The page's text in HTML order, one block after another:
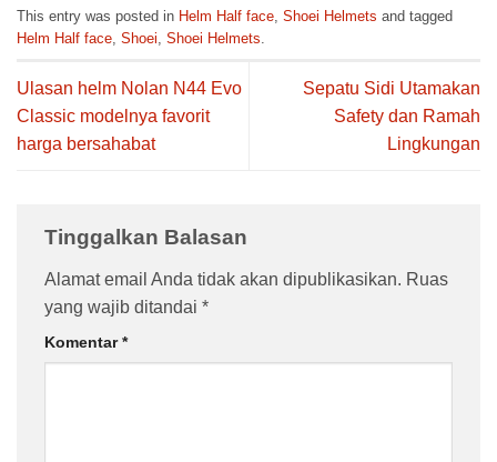
This entry was posted in Helm Half face, Shoei Helmets and tagged
Helm Half face, Shoei, Shoei Helmets.
Ulasan helm Nolan N44 Evo
Classic modelnya favorit
harga bersahabat
Sepatu Sidi Utamakan
Safety dan Ramah
Lingkungan
Tinggalkan Balasan
Alamat email Anda tidak akan dipublikasikan. Ruas
yang wajib ditandai *
Komentar*